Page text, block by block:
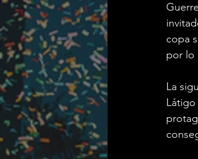
copa
por lo
La